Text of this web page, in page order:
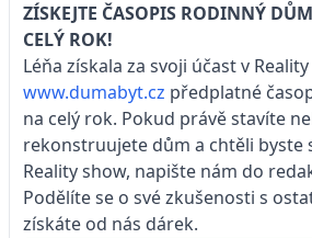
ZÍSKEJTE ČASOPIS RODINNÝ
CELÝ ROK!
Léňa získala za svoji účast v
www.dumabyt.cz předplatné
na celý rok. Pokud právě stavíte
rekonstruujete dům a chtěli byste
Reality show, napište nám do
Podělíte se o své zkušenosti s
získáte od nás dárek.